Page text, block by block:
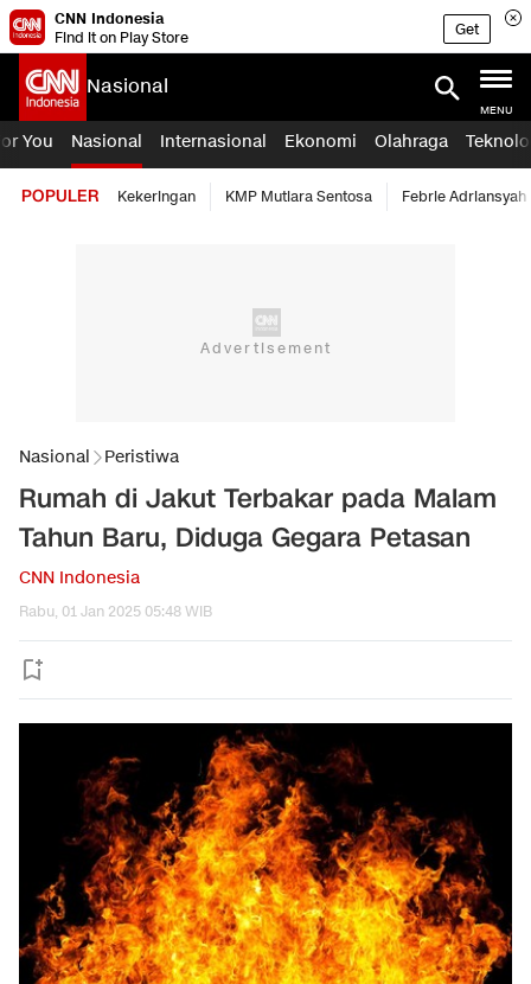
CNN Indonesia
Find it on Play Store
Get
Nasional
MENU
You Nasional Internasional Ekonomi Olahraga
POPULER Kekeringan KMP Mutiara Sentosa Febrie Adriansyah
Nasional Peristiwa
Rumah di Jakut Terbakar pada Malam
Tahun Baru, Diduga Gegara Petasan
CNN Indonesia
Rabu, 01 Jan 2025 05:48 WIB